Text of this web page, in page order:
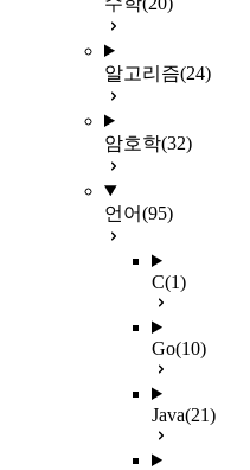
알고리즘(24)
암호학(32)
언어(95)
C(1)
Go(10)
Java(21)